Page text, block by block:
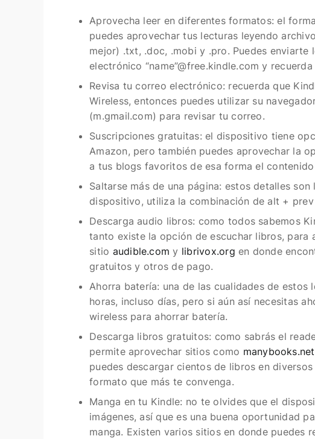
Aprovecha leer en diferentes formatos:el
puedes aprovechar tus lecturas leyendo
mejor) .txt, .doc, .mobi y .pro. Puedes
electrónico “name”@free.kindle.com y
Revisa tu correo electrónico: recuerda que
Wireless, entonces puedes utilizar su
(m.gmail.com) para revisar tu correo.
Suscripciones gratuitas:el dispositivo tiene
Amazon, pero también puedes aprovechar la
a tus blogs favoritos de esa forma el
Saltarse más de una página: estos detalles son
dispositivo, utiliza la combinación de alt +
Descarga audio libros: como todos sabemos
tanto existe la opción de escuchar libros,
sitio audible.com y librivox.org en donde
gratuitos y otros de pago.
Ahorra batería: una de las cualidades de estos
horas, incluso días, pero si aún así necesitas
wireless para ahorrar batería.
Descarga libros gratuitos: como sabrás el
permite aprovechar sitios como manybooks.net
puedes descargar cientos de libros en
formato que más te convenga.
Manga en tu Kindle: no te olvides que el
imágenes, así que es una buena oportunidad
manga. Existen varios sitios en donde puedes